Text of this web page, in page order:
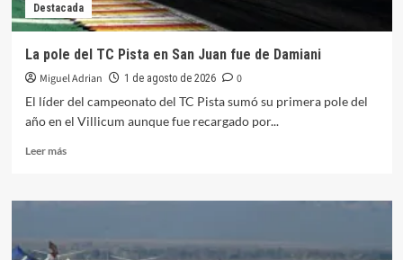
Destacada
La pole del TC Pista en San Juan fue de Damiani
Miguel Adrian 1 de agosto de 2026
0
El líder del campeonato del TC Pista sumó su primera pole del
año en el Villicum aunque fue recargado por...
Leer másLeer
La
TC